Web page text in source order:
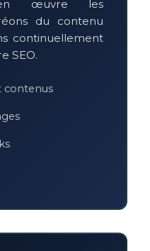
œuvre les
du contenu
continuellement
SEO.
contenus